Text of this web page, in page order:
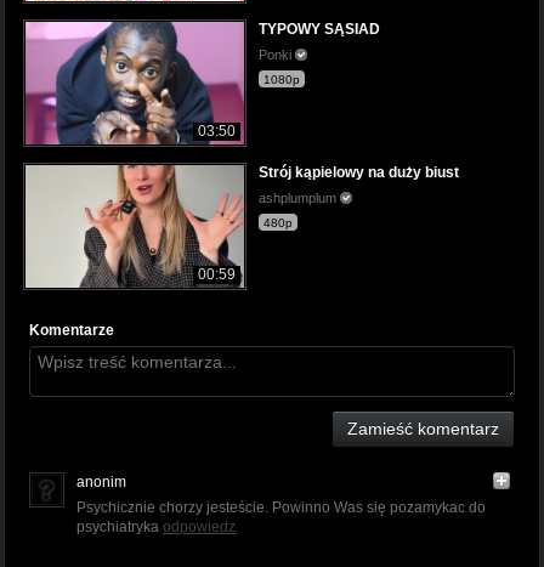
03:50
TYPOWY SĄSIAD
Ponki
1080p
00:59
Strój kąpielowy na duży biust
ashplumplum
480p
Komentarze
Zamieść komentarz
anonim
Psychicznie chorzy jesteście. Powinno Was się pozamykac do
psychiatryka odpowiedz